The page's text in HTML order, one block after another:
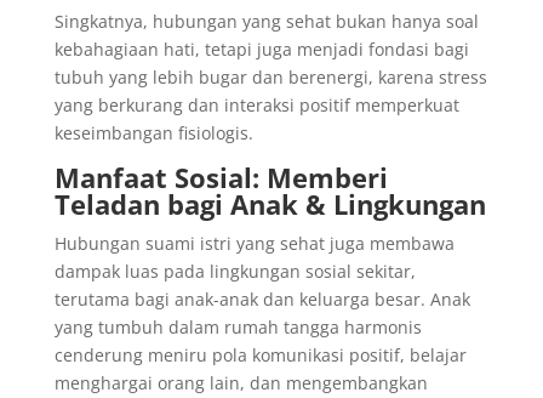
Singkatnya, hubungan yang sehat bukan hanya soal
kebahagiaan hati, tetapi juga menjadi fondasi bagi
tubuh yang lebih bugar dan berenergi, karena stress
yang berkurang dan interaksi positif memperkuat
keseimbangan fisiologis.
Manfaat Sosial: Memberi
Teladan bagi Anak & Lingkungan
Hubungan suami istri yang sehat juga membawa
dampak luas pada lingkungan sosial sekitar,
terutama bagi anak-anak dan keluarga besar. Anak
yang tumbuh dalam rumah tangga harmonis
cenderung meniru pola komunikasi positif, belajar
menghargai orang lain, dan mengembangkan